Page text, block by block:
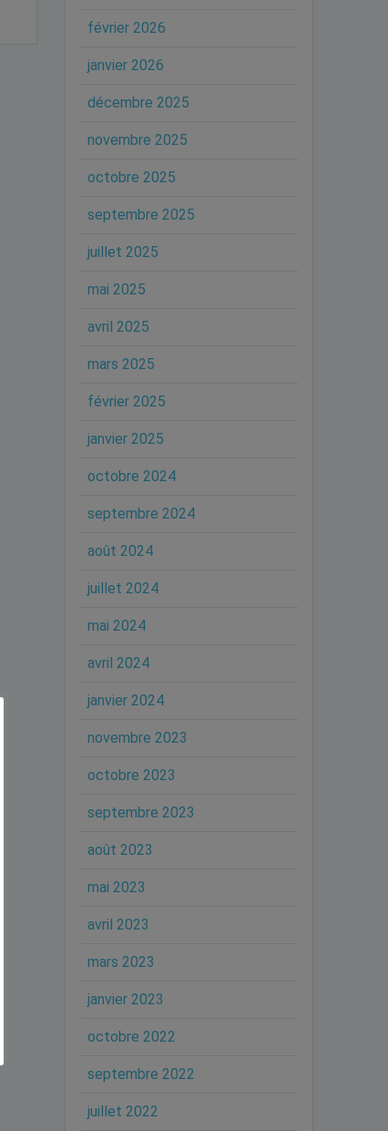
février 2026
janvier 2026
décembre 2025
novembre 2025
octobre 2025
septembre 2025
juillet 2025
mai 2025
avril 2025
mars 2025
février 2025
janvier 2025
octobre 2024
septembre 2024
août 2024
juillet 2024
mai 2024
avril 2024
janvier 2024
novembre 2023
octobre 2023
septembre 2023
août 2023
mai 2023
avril 2023
mars 2023
janvier 2023
octobre 2022
septembre 2022
juillet 2022